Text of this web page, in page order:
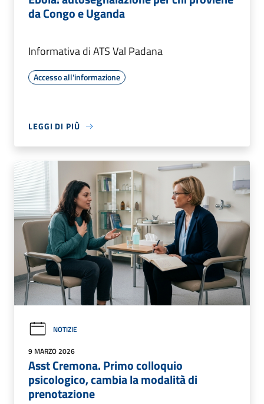
da Congo e Uganda
Informativa di ATS Val Padana
Accesso all'informazione
LEGGI DI PIÙ
NOTIZIE
9 MARZO 2026
Asst Cremona. Primo colloquio
psicologico, cambia la modalità di
prenotazione